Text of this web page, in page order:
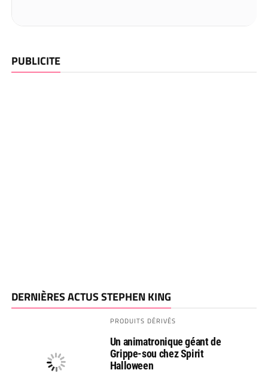
PUBLICITE
DERNIÈRES ACTUS STEPHEN KING
PRODUITS DÉRIVÉS
Un animatronique géant de
Grippe-sou chez Spirit
Halloween